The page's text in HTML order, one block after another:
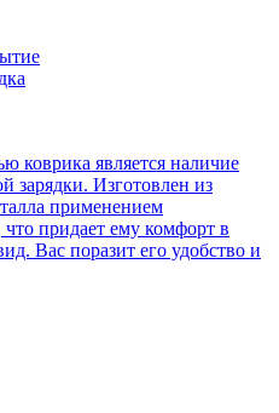
коврика является наличие
зарядки. Изготовлен из
применением
придает ему комфорт в
Вас поразит его удобство и